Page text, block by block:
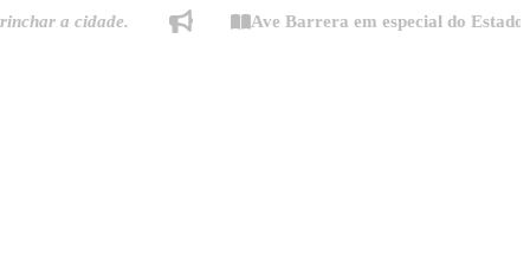
cidade. Ave Barrera em especial do Estado de